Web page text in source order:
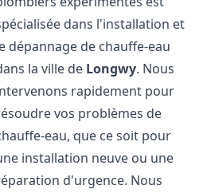
dans l'installation et
dépannage de chauffe-eau
la ville de Longwy. Nous
rapidement pour
vos problèmes de
eau, que ce soit pour
installation neuve ou une
d'urgence. Nous